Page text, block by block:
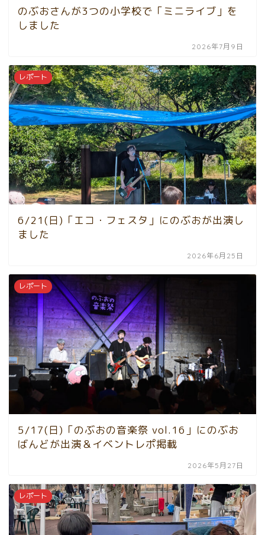
のぶおさんが3つの小学校で「ミニライブ」を
しました
2026年7月9日
レポート
6/21(日)「エコ・フェスタ」にのぶおが出演し
ました
2026年6月25日
レポート
5/17(日)「のぶおの音楽祭 vol.16」にのぶお
ばんどが出演＆イベントレポ掲載
2026年5月27日
レポート